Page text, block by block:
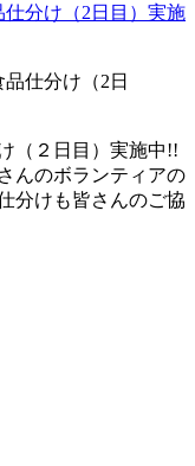
仕分け（2日目）実施
（２日目）実施中!!
んのボランティアの
分けも皆さんのご協